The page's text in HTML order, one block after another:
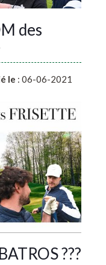
des
le : 06-06-2021
???